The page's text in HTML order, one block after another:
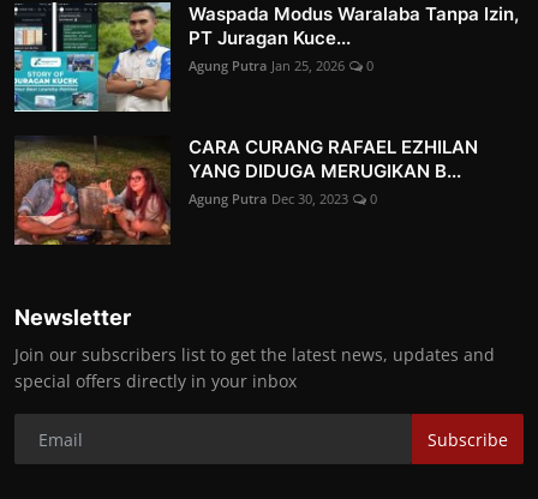
Waspada Modus Waralaba Tanpa Izin,
PT Juragan Kuce...
Agung Putra Jan 25, 2026 0
CARA CURANG RAFAEL EZHILAN
YANG DIDUGA MERUGIKAN B...
Agung Putra Dec 30, 2023 0
Newsletter
Join our subscribers list to get the latest news, updates and
special offers directly in your inbox
Subscribe